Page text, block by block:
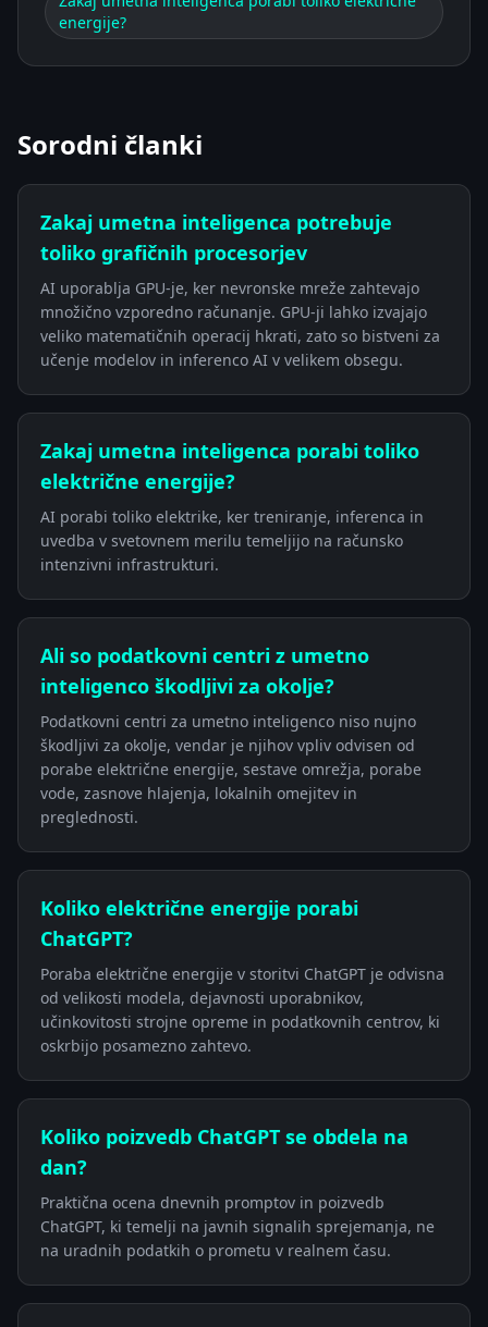
energije?
Sorodni članki
Zakaj umetna inteligenca potrebuje
toliko grafičnih procesorjev
AI uporablja GPU-je, ker nevronske mreže zahtevajo
množično vzporedno računanje. GPU-ji lahko izvajajo
veliko matematičnih operacij hkrati, zato so bistveni za
učenje modelov in inferenco AI v velikem obsegu.
Zakaj umetna inteligenca porabi toliko
električne energije?
AI porabi toliko elektrike, ker treniranje, inferenca in
uvedba v svetovnem merilu temeljijo na računsko
intenzivni infrastrukturi.
Ali so podatkovni centri z umetno
inteligenco škodljivi za okolje?
Podatkovni centri za umetno inteligenco niso nujno
škodljivi za okolje, vendar je njihov vpliv odvisen od
porabe električne energije, sestave omrežja, porabe
vode, zasnove hlajenja, lokalnih omejitev in
preglednosti.
Koliko električne energije porabi
ChatGPT?
Poraba električne energije v storitvi ChatGPT je odvisna
od velikosti modela, dejavnosti uporabnikov,
učinkovitosti strojne opreme in podatkovnih centrov, ki
oskrbijo posamezno zahtevo.
Koliko poizvedb ChatGPT se obdela na
dan?
Praktična ocena dnevnih promptov in poizvedb
ChatGPT, ki temelji na javnih signalih sprejemanja, ne
na uradnih podatkih o prometu v realnem času.